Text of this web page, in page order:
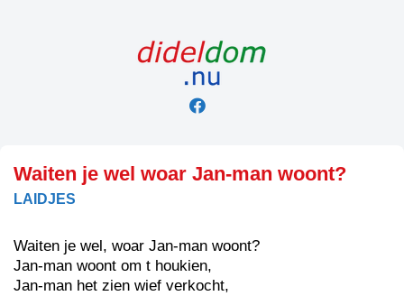
Waiten je wel woar Jan-man woont?
LAIDJES
Waiten je wel, woar Jan-man woont?
Jan-man woont om t houkien,
Jan-man het zien wief verkocht,